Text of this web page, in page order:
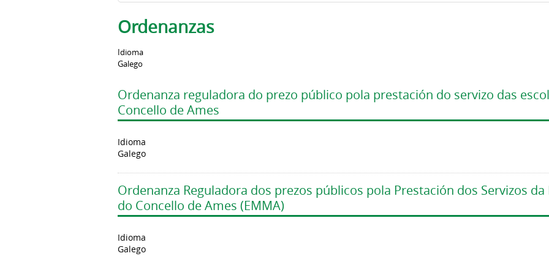
Ordenanzas
Idioma
Galego
Ordenanza reguladora do prezo público pola prestación do servizo das
Concello de Ames
Idioma
Galego
Ordenanza Reguladora dos prezos públicos pola Prestación dos Servizos
do Concello de Ames (EMMA)
Idioma
Galego